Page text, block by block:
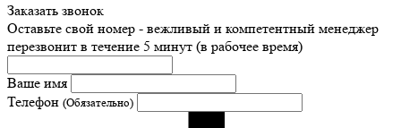
Заказать звонок
Оставьте свой номер - вежливый и компетентный менеджер
перезвонит в течение 5 минут (в рабочее время)
Ваше имя
Телефон (Обязательно)